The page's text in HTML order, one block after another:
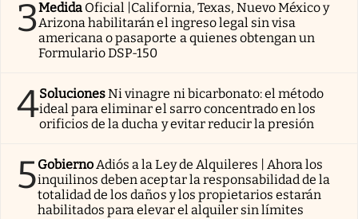
3Medida Oficial |California, Texas, Nuevo México y
Arizona habilitarán el ingreso legal sin visa
americana o pasaporte a quienes obtengan un
Formulario DSP-150
4SolucionesNi vinagre ni bicarbonato: el método
ideal para eliminar el sarro concentrado en los
orificios de la ducha y evitar reducir la presión
5GobiernoAdiós a la Ley de Alquileres | Ahora los
inquilinos deben aceptar la responsabilidad de la
totalidad de los daños y los propietarios estarán
habilitados para elevar el alquiler sin límites